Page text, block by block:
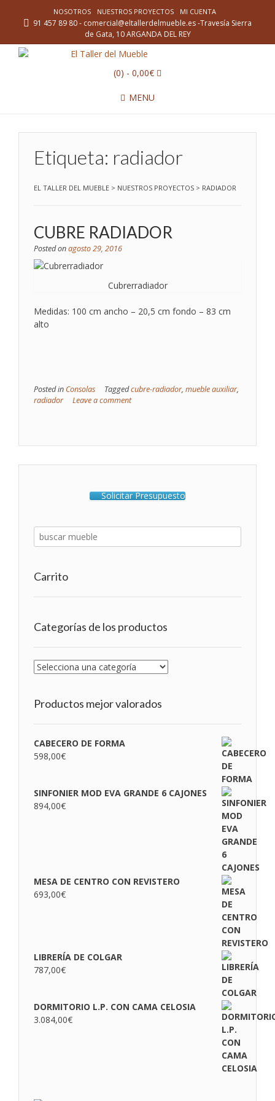
NOSOTROS NUESTROS PROYECTOS MI CUENTA
91 457 89 80 - comercial@eltallerdelmueble.es -Travesía Sierra
de Gata, 10 ARGANDA DEL REY
(0) - 0,00€
MENU
Etiqueta: radiador
EL TALLER DEL MUEBLE > NUESTROS PROYECTOS > RADIADOR
CUBRE RADIADOR
Posted onagosto 29, 2016
Cubrerradiador
Medidas: 100 cm ancho – 20,5 cm fondo – 83 cm
alto
Posted in Consolas Taggedcubre-radiador, mueble auxiliar,
radiador
Leave a comment
Solicitar Presupuesto
Carrito
Categorías de los productos
Productos mejor valorados
CABECERO DE FORMA
598,00€
SINFONIER MOD EVA GRANDE 6 CAJONES
894,00€
MESA DE CENTRO CON REVISTERO
693,00€
LIBRERÍA DE COLGAR
787,00€
DORMITORIO L.P. CON CAMA CELOSIA
3.084,00€